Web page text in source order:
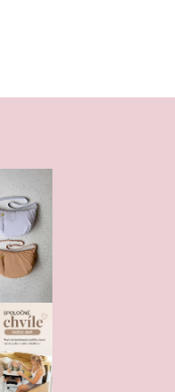
podmienkami ochrany